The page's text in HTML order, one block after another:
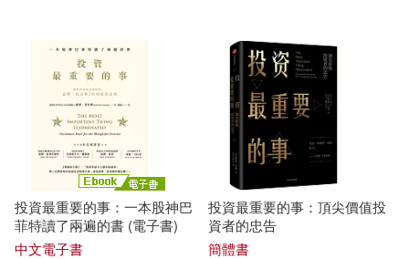
Deutsche Grammophon(1)
Hodder&Stoughton(1)
Ingram(1)
配送方式
投資最重要的事：一本股神巴
菲特讀了兩遍的書 (電子書)
中文電子書
投資最重要的事：頂尖價值投
資者的忠告
簡體書